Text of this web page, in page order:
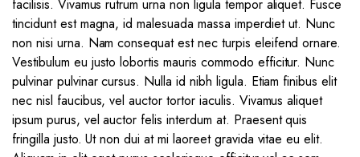
facilisis. Vivamus rutrum urna non ligula tempor aliquet. Fusce
tincidunt est magna, id malesuada massa imperdiet ut. Nunc
non nisi urna. Nam consequat est nec turpis eleifend ornare.
Vestibulum eu justo lobortis mauris commodo efficitur. Nunc
pulvinar pulvinar cursus. Nulla id nibh ligula. Etiam finibus elit
nec nisl faucibus, vel auctor tortor iaculis. Vivamus aliquet
ipsum purus, vel auctor felis interdum at. Praesent quis
fringilla justo. Ut non dui at mi laoreet gravida vitae eu elit.